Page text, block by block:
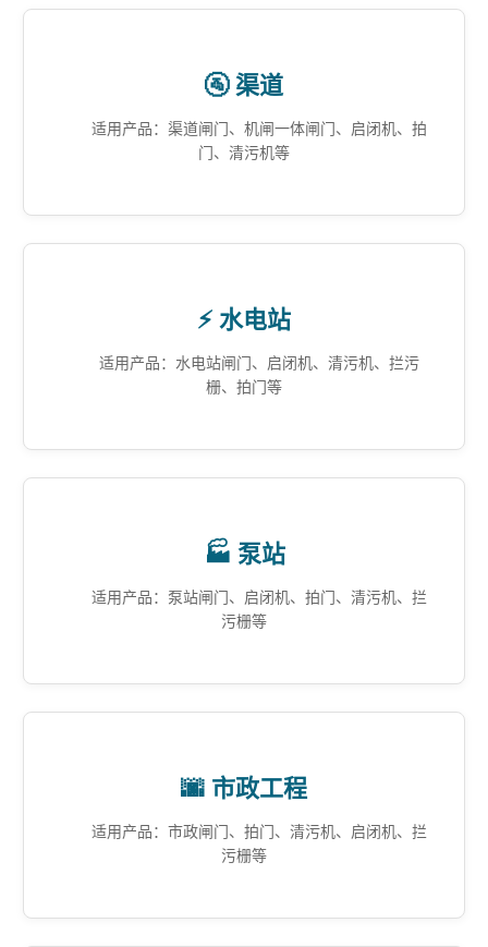
🚰 渠道
适用产品：渠道闸门、机闸一体闸门、启闭机、拍
门、清污机等
⚡ 水电站
适用产品：水电站闸门、启闭机、清污机、拦污
栅、拍门等
🏭 泵站
适用产品：泵站闸门、启闭机、拍门、清污机、拦
污栅等
🌆 市政工程
适用产品：市政闸门、拍门、清污机、启闭机、拦
污栅等